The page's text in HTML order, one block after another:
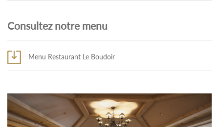
Consultez notre menu
Menu Restaurant Le Boudoir